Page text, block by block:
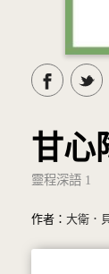
甘心
靈程深語 1
作者： 大衛．